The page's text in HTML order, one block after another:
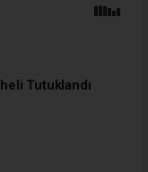
Tutuklandı